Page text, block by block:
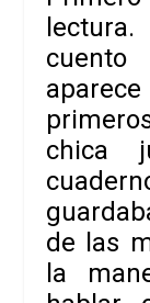
chica
de las
la